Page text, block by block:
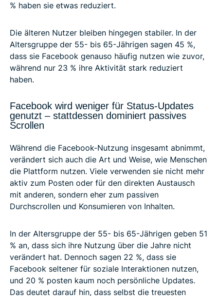
% haben sie etwas reduziert.
Die älteren Nutzer bleiben hingegen stabiler. In der
Altersgruppe der 55- bis 65-Jährigen sagen 45 %,
dass sie Facebook genauso häufig nutzen wie zuvor,
während nur 23 % ihre Aktivität stark reduziert
haben.
Facebook wird weniger für Status-Updates
genutzt – stattdessen dominiert passives
Scrollen
Während die Facebook-Nutzung insgesamt abnimmt,
verändert sich auch die Art und Weise, wie Menschen
die Plattform nutzen. Viele verwenden sie nicht mehr
aktiv zum Posten oder für den direkten Austausch
mit anderen, sondern eher zum passiven
Durchscrollen und Konsumieren von Inhalten.
In der Altersgruppe der 55- bis 65-Jährigen geben 51
% an, dass sich ihre Nutzung über die Jahre nicht
verändert hat. Dennoch sagen 22 %, dass sie
Facebook seltener für soziale Interaktionen nutzen,
und 20 % posten kaum noch persönliche Updates.
Das deutet darauf hin, dass selbst die treuesten